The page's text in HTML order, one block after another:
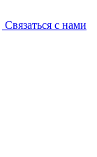
Связаться с нами